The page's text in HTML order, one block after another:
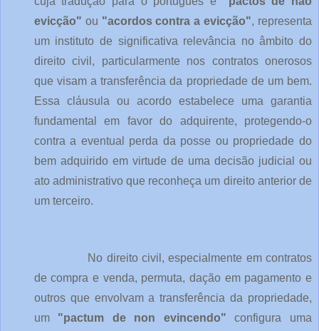
evicção" ou "acordos contra a evicção", representa
um instituto de significativa relevância no âmbito do
direito civil, particularmente nos contratos onerosos
que visam a transferência da propriedade de um bem.
Essa cláusula ou acordo estabelece uma garantia
fundamental em favor do adquirente, protegendo-o
contra a eventual perda da posse ou propriedade do
bem adquirido em virtude de uma decisão judicial ou
ato administrativo que reconheça um direito anterior de
um terceiro.
No direito civil, especialmente em contratos
de compra e venda, permuta, dação em pagamento e
outros que envolvam a transferência da propriedade,
um "pactum de non evincendo" configura uma